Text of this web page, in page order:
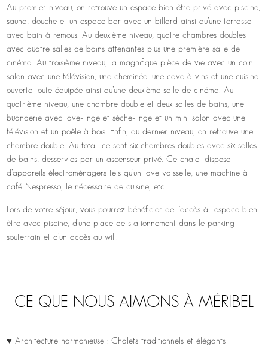
Au premier niveau, on retrouve un espace bien-être privé avec piscine,
sauna, douche et un espace bar avec un billard ainsi qu’une terrasse
avec bain à remous. Au deuxième niveau, quatre chambres doubles
avec quatre salles de bains attenantes plus une première salle de
cinéma. Au troisième niveau, la magnifique pièce de vie avec un coin
salon avec une télévision, une cheminée, une cave à vins et une cuisine
ouverte toute équipée ainsi qu’une deuxième salle de cinéma. Au
quatrième niveau, une chambre double et deux salles de bains, une
buanderie avec lave-linge et sèche-linge et un mini salon avec une
télévision et un poêle à bois. Enfin, au dernier niveau, on retrouve une
chambre double. Au total, ce sont six chambres doubles avec six salles
de bains, desservies par un ascenseur privé. Ce chalet dispose
d’appareils électroménagers tels qu’un lave vaisselle, une machine à
café Nespresso, le nécessaire de cuisine, etc.
Lors de votre séjour, vous pourrez bénéficier de l’accès à l’espace bien-
être avec piscine, d’une place de stationnement dans le parking
souterrain et d’un accès au wifi.
CE QUE NOUS AIMONS À MÉRIBEL
♥ Architecture harmonieuse : Chalets traditionnels et élégants